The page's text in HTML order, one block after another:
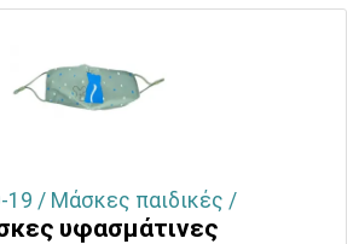
19 / Μάσκες παιδικές /
υφασμάτινες